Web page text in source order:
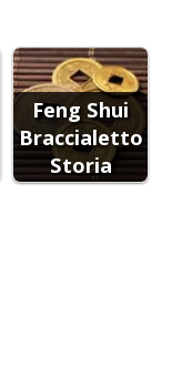
Feng Shui
Braccialetto
Storia